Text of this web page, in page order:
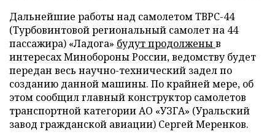
Дальнейшие работы над самолетом ТВРС-44
(Турбовинтовой региональный самолет на 44
пассажира) «Ладога» будут продолженыв
интересах Минобороны России, ведомству будет
передан весь научно-технический задел по
созданию данной машины. По крайней мере, об
этом сообщил главный конструктор самолетов
транспортной категории АО «УЗГА» (Уральский
завод гражданской авиации) Сергей Меренков.